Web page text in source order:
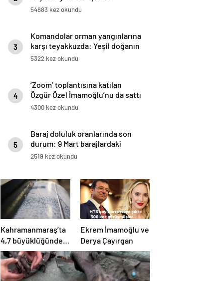
54683 kez okundu
3
Komandolar orman yangınlarına
karşı teyakkuzda: Yeşil doğanın
canlıları onlara emanet
5322 kez okundu
4
‘Zoom’ toplantısına katılan
Özgür Özel İmamoğlu’nu da sattı
4300 kez okundu
5
Baraj doluluk oranlarında son
durum: 9 Mart barajlardaki
doluluk oranı ne kadar, yüzde
2519 kez okundu
Kahramanmaraş’ta
4,7 büyüklüğünde
deprem
Ekrem İmamoğlu ve
Derya Çayırgan